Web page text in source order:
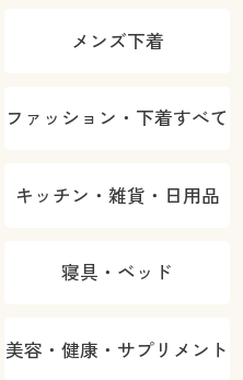
メンズ下着
ファッション・下着すべて
キッチン・雑貨・日用品
寝具・ベッド
美容・健康・サプリメント